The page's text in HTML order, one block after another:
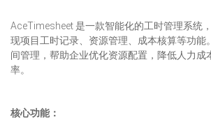
AceTimesheet 是一款智能化的工时管理系统
现项目工时记录、资源管理、成本核算等功能
间管理，帮助企业优化资源配置，降低人力成
率。
核心功能：